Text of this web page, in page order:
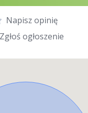
Napisz opinię
Zgłoś ogłoszenie